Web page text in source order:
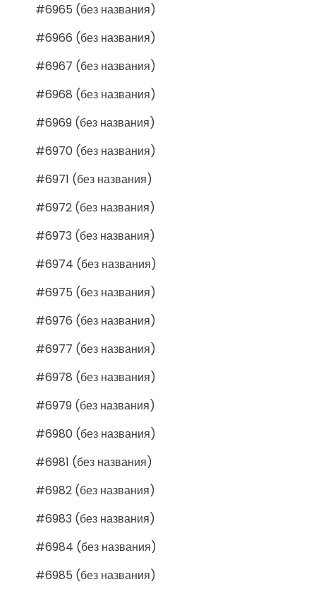
#6965 (без названия)
#6966 (без названия)
#6967 (без названия)
#6968 (без названия)
#6969 (без названия)
#6970 (без названия)
#6971 (без названия)
#6972 (без названия)
#6973 (без названия)
#6974 (без названия)
#6975 (без названия)
#6976 (без названия)
#6977 (без названия)
#6978 (без названия)
#6979 (без названия)
#6980 (без названия)
#6981 (без названия)
#6982 (без названия)
#6983 (без названия)
#6984 (без названия)
#6985 (без названия)